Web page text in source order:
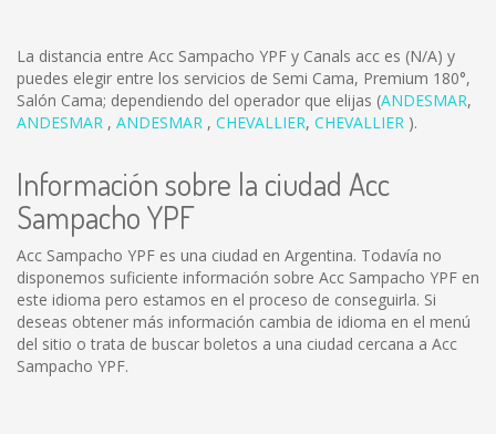
La distancia entre Acc Sampacho YPF y Canals acc es (N/A) y
puedes elegir entre los servicios de Semi Cama, Premium 180°,
Salón Cama; dependiendo del operador que elijas (ANDESMAR,
ANDESMAR , ANDESMAR , CHEVALLIER, CHEVALLIER ).
Información sobre la ciudad Acc
Sampacho YPF
Acc Sampacho YPF es una ciudad en Argentina. Todavía no
disponemos suficiente información sobre Acc Sampacho YPF en
este idioma pero estamos en el proceso de conseguirla. Si
deseas obtener más información cambia de idioma en el menú
del sitio o trata de buscar boletos a una ciudad cercana a Acc
Sampacho YPF.